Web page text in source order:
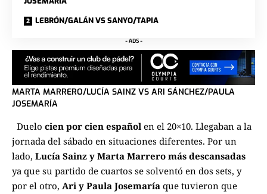
LEBRÓN/GALÁN VS SANYO/TAPIA
- ADS -
MARTA MARRERO/LUCÍA SAINZ VS ARI SÁNCHEZ/PAULA
JOSEMARÍA
Duelo cien por cien español en el 20×10. Llegaban a la
jornada del sábado en situaciones diferentes. Por un
lado, Lucía Sainz y Marta Marrero más descansadas
ya que su partido de cuartos se solventó en dos sets, y
por el otro, Ari y Paula Josemaría que tuvieron que